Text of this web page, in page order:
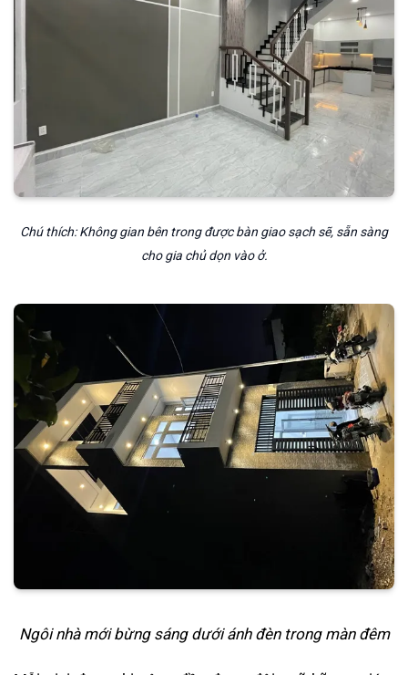
Chú thích: Không gian bên trong được bàn giao sạch sẽ, sẵn sàng
cho gia chủ dọn vào ở.
Ngôi nhà mới bừng sáng dưới ánh đèn trong màn đêm